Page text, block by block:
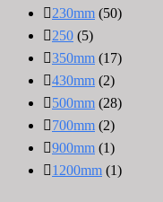
230mm (50)
250 (5)
350mm (17)
430mm (2)
500mm (28)
700mm (2)
900mm (1)
1200mm (1)